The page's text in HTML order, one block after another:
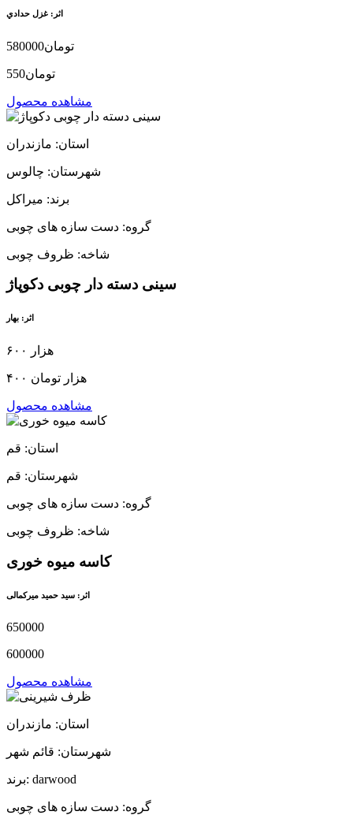
اثر: غزل حدادي
580000تومان
550تومان
مشاهده محصول
استان: مازندران
شهرستان: چالوس
برند: میراکل
گروه: دست سازه های چوبی
شاخه: ظروف چوبی
سینی دسته دار چوبی دکوپاژ
اثر: بهار
۶۰۰ هزار
۴۰۰ هزار تومان
مشاهده محصول
استان: قم
شهرستان: قم
گروه: دست سازه های چوبی
شاخه: ظروف چوبی
کاسه میوه خوری
اثر: سید حمید میرکمالی
650000
600000
مشاهده محصول
استان: مازندران
شهرستان: قائم شهر
برند: darwood
گروه: دست سازه های چوبی